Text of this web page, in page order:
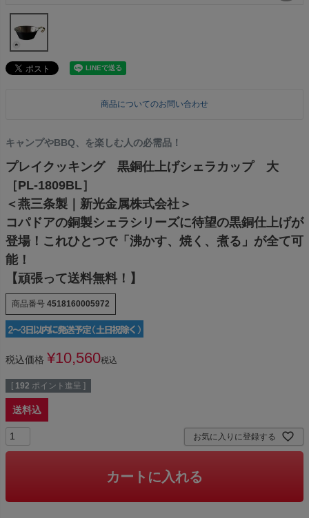
商品についてのお問い合わせ
キャンプやBBQ、を楽しむ人の必需品！
プレイクッキング 黒銅仕上げシェラカップ 大
［PL-1809BL］
＜燕三条製｜新光金属株式会社＞
コパドアの銅製シェラシリーズに待望の黒銅仕上げが
登場！これひとつで「沸かす、焼く、煮る」が全て可
能！
【頑張って送料無料！】
商品番号 4518160005972
税込価格 ¥10,560税込
[ 192 ポイント進呈 ]
送料込
お気に入りに登録する
カートに入れる